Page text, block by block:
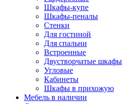
Шкафы-купе
Шкафы-пеналы
Стенки
Для гостиной
Для спальни
Встроенные
Двустворчатые шкафы
Угловые
Кабинеты
Шкафы в прихожую
Мебель в наличии